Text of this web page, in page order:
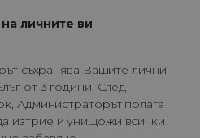
личните ви
съхранява Вашите лични
от 3 години. След
Администраторът полага
изтрие и унищожи всички